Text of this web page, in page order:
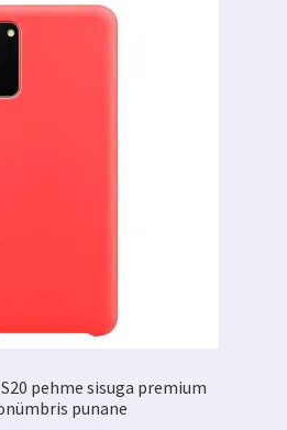
pehme sisuga premium
punane